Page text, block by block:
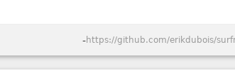
-https://github.com/erikdubois/